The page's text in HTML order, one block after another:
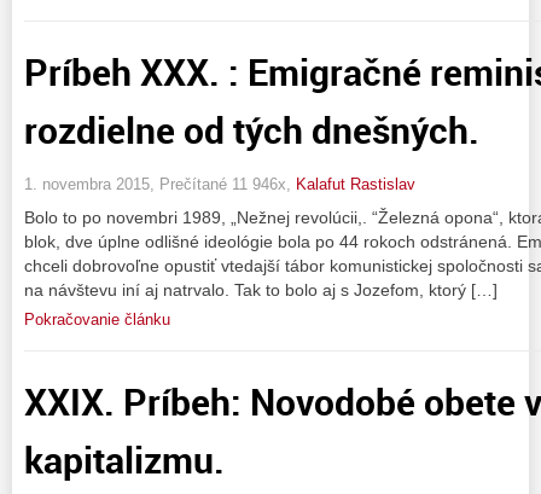
Príbeh XXX. : Emigračné
rozdielne od tých dnešných.
1. novembra 2015, Prečítané 11 946x, Kalafut Rastislav
Bolo to po novembri 1989, „Nežnej revolúcii,. “Železná opona“,
blok, dve úplne odlišné ideológie bola po 44 rokoch odstránená.
chceli dobrovoľne opustiť vtedajší tábor komunistickej spoločnosti
na návštevu iní aj natrvalo. Tak to bolo aj s Jozefom, ktorý […]
Pokračovanie článku
XXIX. Príbeh: Novodobé obete
kapitalizmu.